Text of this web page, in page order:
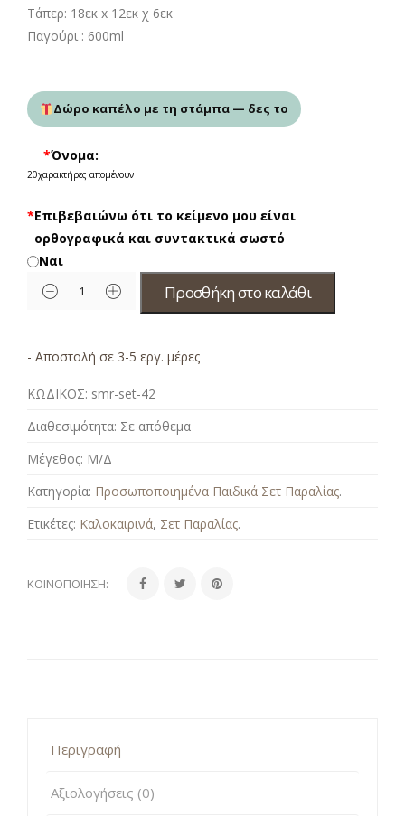
Τάπερ: 18εκ x 12εκ χ 6εκ
Παγούρι : 600ml
Δώρο καπέλο με τη στάμπα — δες το
*Όνομα:
20χαρακτήρες απομένουν
*Επιβεβαιώνω ότι το κείμενο μου είναι
ορθογραφικά και συντακτικά σωστό
Ναι
Προσθήκη στο καλάθι
- Αποστολή σε 3-5 εργ. μέρες
ΚΩΔΙΚΟΣ: smr-set-42
Διαθεσιμότητα: Σε απόθεμα
Μέγεθος: Μ/Δ
Κατηγορία: Προσωποποιημένα Παιδικά Σετ Παραλίας.
Ετικέτες: Καλοκαιρινά, Σετ Παραλίας.
ΚΟΙΝΟΠΟΊΗΣΗ:
Περιγραφή
Αξιολογήσεις (0)